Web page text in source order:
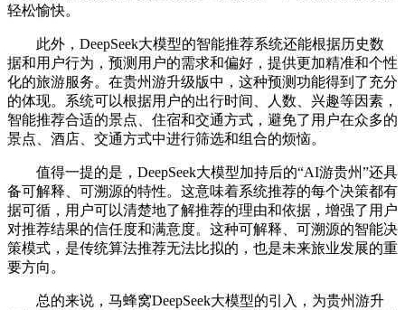
轻松愉快。
此外，DeepSeek大模型的智能推荐系统还能根据历史数
据和用户行为，预测用户的需求和偏好，提供更加精准和个性
化的旅游服务。在贵州游升级版中，这种预测功能得到了充分
的体现。系统可以根据用户的出行时间、人数、兴趣等因素，
智能推荐合适的景点、住宿和交通方式，避免了用户在众多的
景点、酒店、交通方式中进行筛选和组合的烦恼。
值得一提的是，DeepSeek大模型加持后的“AI游贵州”还具
备可解释、可溯源的特性。这意味着系统推荐的每个决策都有
据可循，用户可以清楚地了解推荐的理由和依据，增强了用户
对推荐结果的信任度和满意度。这种可解释、可溯源的智能决
策模式，是传统算法推荐无法比拟的，也是未来旅业发展的重
要方向。
总的来说，马蜂窝DeepSeek大模型的引入，为贵州游升